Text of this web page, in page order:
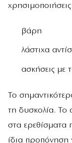
χρησιμοποιήσεις:
βάρη
λάστιχα
ασκήσεις με
Το
τη δυσκολία.
στα ερεθίσματα
ίδια προπόνηση